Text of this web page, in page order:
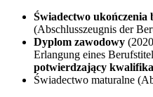
Świadectwo ukończenia
(Abschlusszeugnis der
Dyplom zawodowy
Erlangung eines
potwierdzający
Świadectwo maturalne